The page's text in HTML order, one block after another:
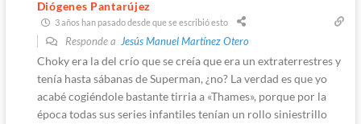
Diógenes Pantarújez
3 años han pasado desde que se escribió esto
Responde a Jesús Manuel Martínez Otero
Choky era la del crío que se creía que era un extraterrestres y
tenía hasta sábanas de Superman, ¿no? La verdad es que yo
acabé cogiéndole bastante tirria a «Thames», porque por la
época todas sus series infantiles tenían un rollo siniestrillo